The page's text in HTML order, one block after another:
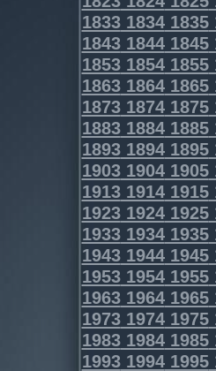
183318341835
184318441845
185318541855
186318641865
187318741875
188318841885
189318941895
190319041905
191319141915
192319241925
193319341935
194319441945
195319541955
196319641965
197319741975
198319841985
199319941995